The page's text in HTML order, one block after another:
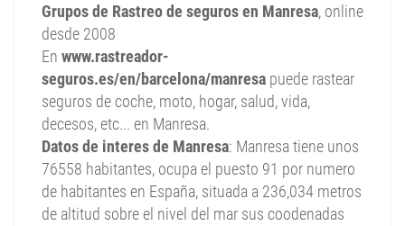
Grupos de Rastreo de seguros en Manresa, online
desde 2008
En www.rastreador-
seguros.es/en/barcelona/manresa puede rastear
seguros de coche, moto, hogar, salud, vida,
decesos, etc... en Manresa.
Datos de interes de Manresa: Manresa tiene unos
76558 habitantes, ocupa el puesto 91 por numero
de habitantes en España, situada a 236,034 metros
de altitud sobre el nivel del mar sus coodenadas